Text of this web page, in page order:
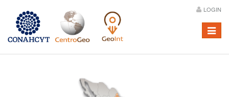
LOGIN
Menú